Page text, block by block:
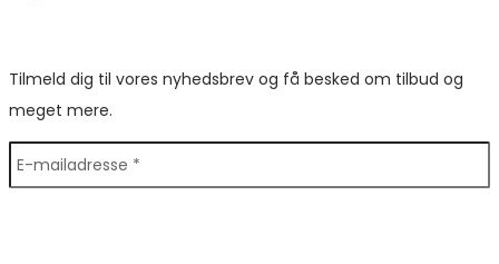
Tilmeld dig til vores nyhedsbrev og få besked om tilbud og
meget mere.